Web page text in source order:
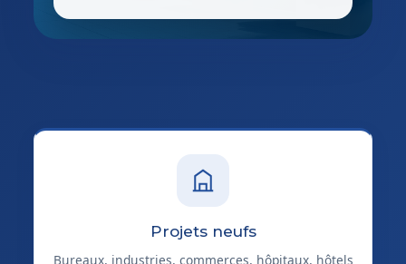
Projets neufs
Bureaux, industries, commerces, hôpitaux, hôtels